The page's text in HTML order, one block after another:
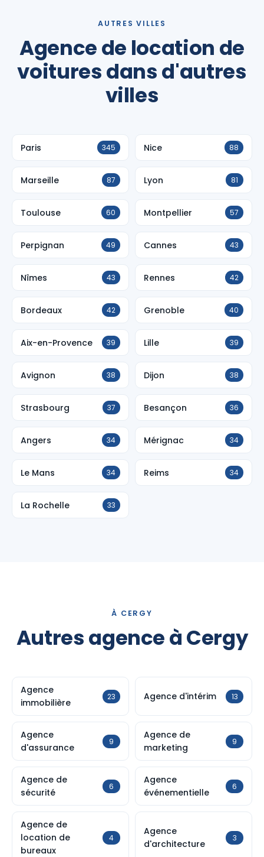
AUTRES VILLES
Agence de location de
voitures dans d'autres
villes
Paris 345 Nice 88
Marseille 87 Lyon 81
Toulouse 60 Montpellier 57
Perpignan 49 Cannes 43
Nîmes 43 Rennes 42
Bordeaux 42 Grenoble 40
Aix-en-Provence 39 Lille 39
Avignon 38 Dijon 38
Strasbourg 37 Besançon 36
Angers 34 Mérignac 34
Le Mans 34 Reims 34
La Rochelle 33
À CERGY
Autres agence à Cergy
Agence
immobilière
23 Agence d'intérim 13
Agence
d'assurance
9
Agence de
marketing
9
Agence de
sécurité
6
Agence
événementielle
6
Agence de
location de
bureaux
4
Agence
d'architecture
3